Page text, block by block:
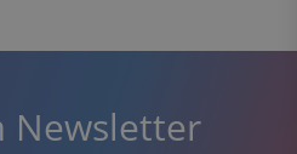
Newsletter